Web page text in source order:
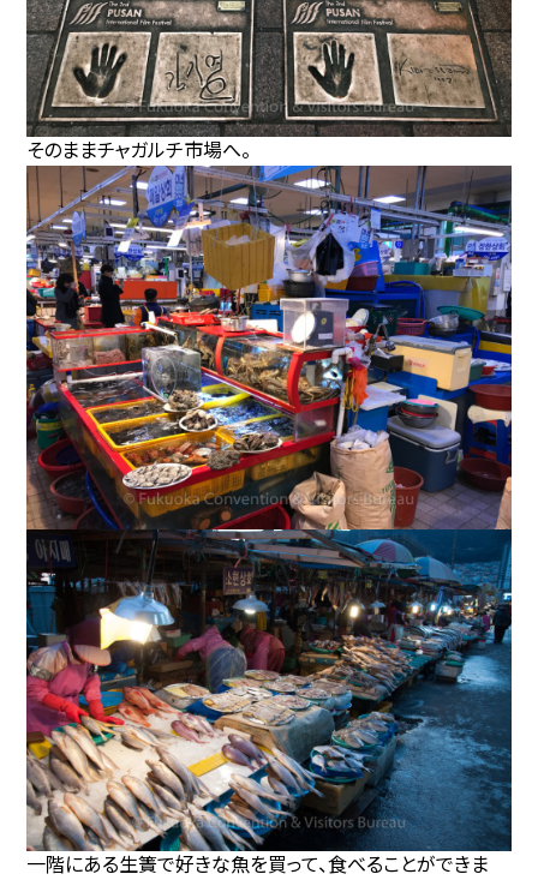
そのままチャガルチ市場へ。
一階にある生簀で好きな魚を買って、食べることができま